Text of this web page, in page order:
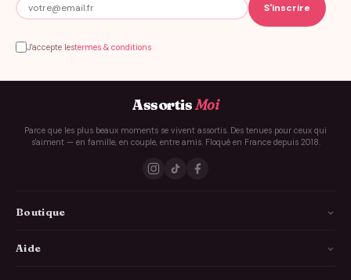
J'accepte lestermes & conditions
AssortisMoi
Parce que les plus beaux moments se vivent assortis. Des tenues pour ceux qui
s'aiment — en famille, en couple, entre amis. Floqué en France depuis 2018.
Boutique
Aide